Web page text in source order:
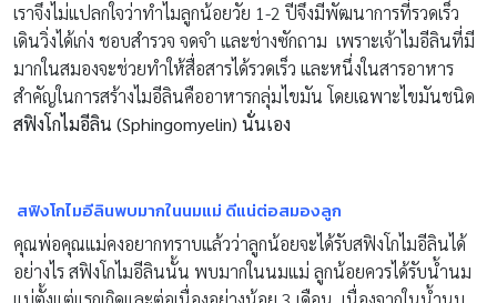
เราจึงไม่แปลกใจว่าทำไมลูกน้อยวัย 1-2 ปีจึงมีพัฒนาการที่รวดเร็ว
เดินวิ่งได้เก่ง ชอบสำรวจ จดจำ และช่างซักถาม เพราะเจ้าไมอีลินที่มี
มากในสมองจะช่วยทำให้สื่อสารได้รวดเร็ว และหนึ่งในสารอาหาร
สำคัญในการสร้างไมอีลินคืออาหารกลุ่มไขมัน โดยเฉพาะไขมันชนิด
สฟิงโกไมอีลิน (Sphingomyelin) นั่นเอง
สฟิงโกไมอีลินพบมากในนมแม่ ดีแน่ต่อสมองลูก
คุณพ่อคุณแม่คงอยากทราบแล้วว่าลูกน้อยจะได้รับสฟิงโกไมอีลินได้
อย่างไร สฟิงโกไมอีลินนั้น พบมากในนมแม่ ลูกน้อยควรได้รับน้ำนม